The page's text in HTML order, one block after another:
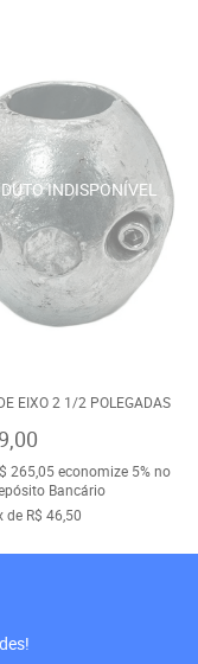
EIXO 2 1/2 POLEGADAS
265,05economize 5%no
Bancário
de R$ 46,50